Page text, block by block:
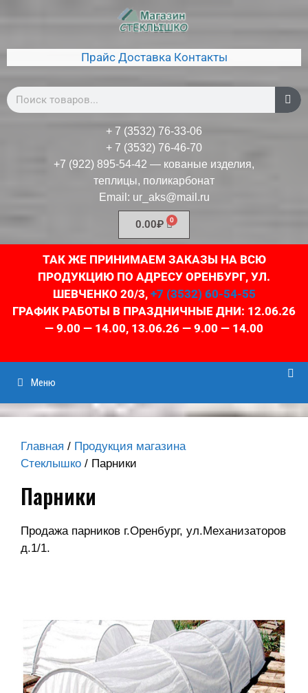
Прайс Доставка Контакты
+ 7 (3532) 76-33-06
+ 7 (3532) 76-46-70
+7 (922) 895-54-42 — кованые изделия,
теплицы, поликарбонат
Email: ur_aks@mail.ru
0.00₽
ТАК ЖЕ ПРИНИМАЕМ ЗАКАЗЫ НА ВСЮ
ПРОДУКЦИЮ ПО АДРЕСУ ОРЕНБУРГ, УЛ.
ШЕВЧЕНКО 20/3, +7 (3532) 60-54-55
ГРАФИК РАБОТЫ В ПРАЗДНИЧНЫЕ ДНИ: 12.06.26
— 9.00 — 14.00, 13.06.26 — 9.00 — 14.00
Меню
Главная / Продукция магазина
Стеклышко / Парники
Парники
Продажа парников г.Оренбург, ул.Механизаторов
д.1/1.